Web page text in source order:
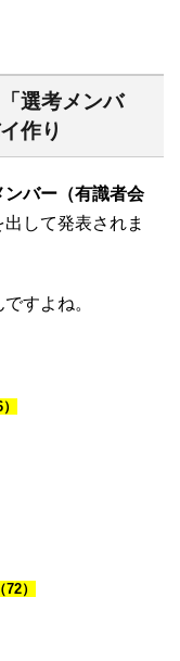
選考メンバ
作り
ンバー（有識者会
して発表されま
すよね。
）